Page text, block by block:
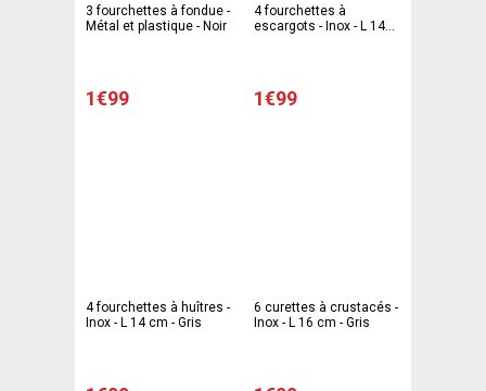
3 fourchettes à fondue -
Métal et plastique - Noir
1€99
4 fourchettes à
escargots - Inox - L 14
1€99
4 fourchettes à huîtres -
Inox - L 14 cm - Gris
6 curettes à crustacés -
Inox - L 16 cm - Gris